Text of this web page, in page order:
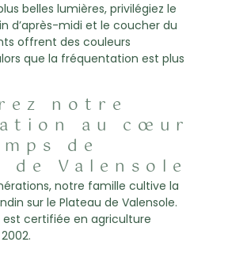
belles lumières, privilégiez le
d’après-midi et le coucher du
offrent des couleurs
que la fréquentation est plus
notre
au cœur
de
de Valensole
notre famille cultive la
sur le Plateau de Valensole.
certifiée en agriculture